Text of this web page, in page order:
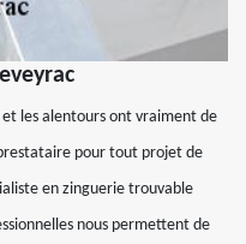
et les alentours ont vraiment de
pour tout projet de
en zinguerie trouvable
nous permettent de